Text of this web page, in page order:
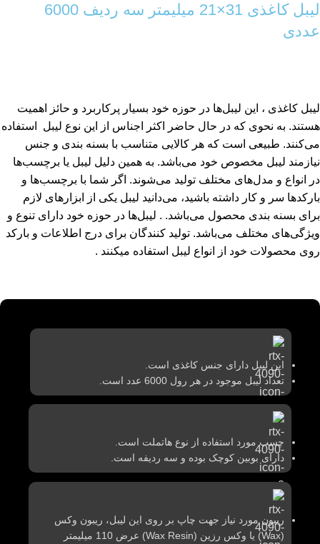
لیبل کاغذی 31×21 میلیمتر سه ردیف 6000
عددی
لیبل کاغذی ، این لیبل‌ها در حوزه خود بسیار پرکاربرد و حائز اهمیت
هستند. به نحوی که در حال حاضر اکثر اجناس از این نوع لیبل استفاده
می‌کنند. طبیعی است که هر کالایی متناسب با بسنه بندی و جنس
نیازمند لیبل مخصوص خود می‌باشد. به همین دلیل لیبل‌ یا برچسب‌ها
در انواع و مدل‌های مختلف تولید می‌شوند. اگر شما با برچسب‌ها و
بارکدها سر و کار داشته باشید، می‌دانید لیبل یکی از ابزارهای لازم
برای بسنه بندی محصول می‌باشد. . لیبل‌ها در حوزه خود دارای تنوع و
ویژگی‌های مختلف می‌باشد. تولید کنندگان برای درج اطلاعات و بارکد
روی محصولات خود از انواع لیبل استفاده میکنند .
این لیبل دارای جنس کاغذی است.
تعداد لیبل موجود در هر رول 6000 عدد است.
چسب مورد استفاده از نوع هاتملت است.
دارای بوبین کوچک بوده و سه ردیفه است.
ریبون مورد نیاز جهت چاپ بر روی این لیبل، ریبون وکس
(Wax) یا وکس رزین (Wax Resin) عرض 110 میلیمتر